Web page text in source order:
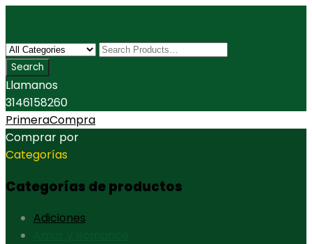
Llamanos
3146158260
PrimeraCompra
Comprar por
Categorías
Categorías de productos
Adiciones